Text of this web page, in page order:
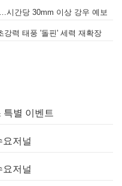
시간당 30mm 이상 강우 예보
력 태풍 '돌핀' 세력 재확장
별 이벤트
요저널
요저널